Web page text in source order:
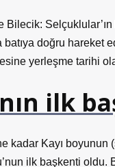
Selçuklular’ın
batıya doğru
yerleşme tarihi
ilk
kadar Kayı
ilk başkenti oldu.